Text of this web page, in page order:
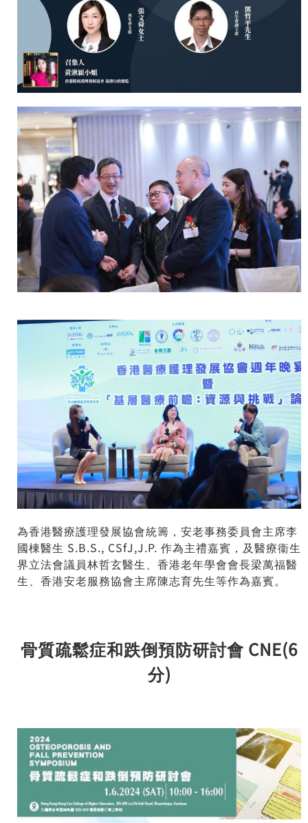
為香港醫療護理發展協會統籌，安老事務委員會主席李
國棟醫生 S.B.S., CSfJ,J.P. 作為主禮嘉賓，及醫療衞生
界立法會議員林哲玄醫生、香港老年學會會長梁萬福醫
生、香港安老服務協會主席陳志育先生等作為嘉賓。
骨質疏鬆症和跌倒預防研討會 CNE(6
分)